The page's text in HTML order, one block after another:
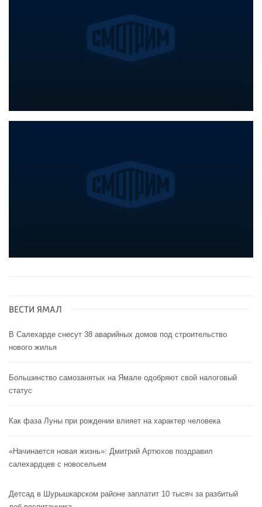
ВЕСТИ ЯМАЛ
В Салехарде снесут 38 аварийных домов под строительство
нового жилья
Большинство самозанятых на Ямале одобряют свой налоговый
статус
Как фаза Луны при рождении влияет на характер человека
«Начинается новая жизнь»: Дмитрий Артюхов поздравил
салехардцев с новосельем
Детсад в Шурышкарском районе заплатит 10 тысяч за разбитый